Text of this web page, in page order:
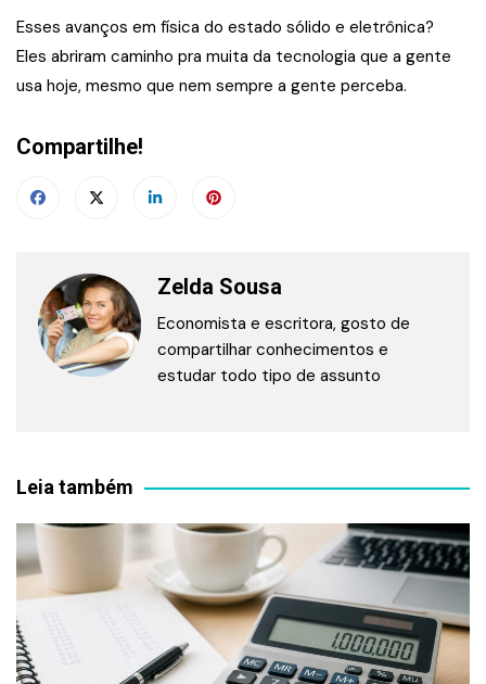
Esses avanços em física do estado sólido e eletrônica?
Eles abriram caminho pra muita da tecnologia que a gente
usa hoje, mesmo que nem sempre a gente perceba.
Compartilhe!
Zelda Sousa
Economista e escritora, gosto de
compartilhar conhecimentos e
estudar todo tipo de assunto
Leia também